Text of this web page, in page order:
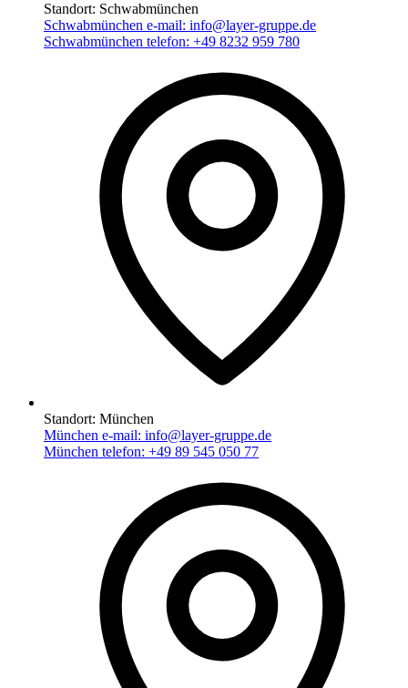
Standort: Schwabmünchen
Schwabmünchen e-mail: info@layer-gruppe.de
Schwabmünchen telefon: +49 8232 959 780
Standort: München
München e-mail: info@layer-gruppe.de
München telefon: +49 89 545 050 77